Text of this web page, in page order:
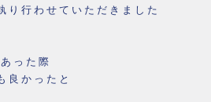
り行わせていただきました
った際
良かったと